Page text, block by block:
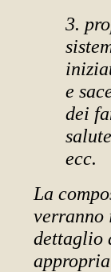
3.
e
dei
ecc.
La
verranno
dettaglio